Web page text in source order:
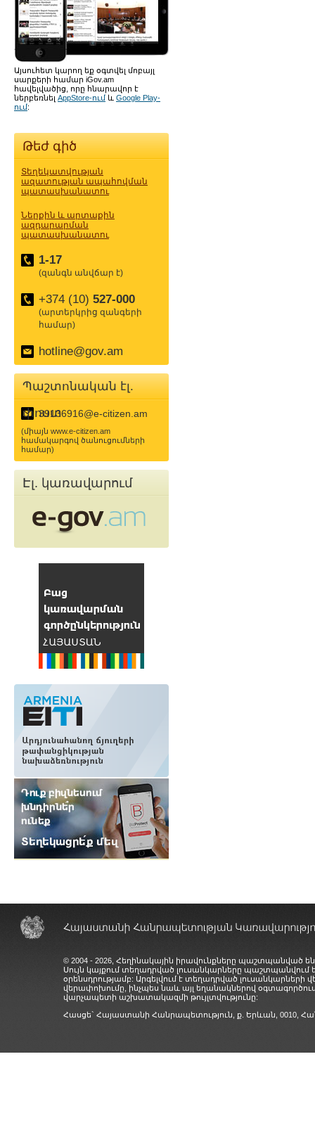
Այսուհետ կարող եք օգտվել մոբայլ
սարքերի համար iGov.am
հավելվածից, որը հնարավոր է
ներբեռնել AppStore-ում և Google Play-
ում:
Թեժ գիծ
Տեղեկատվության
ազատության ապահովման
պատասխանատու
Ներքին և արտաքին
ազդարարման
պատասխանատու
1-17
(զանգն անվճար է)
+374 (10) 527-000
(արտերկրից զանգերի
համար)
hotline@gov.am
Պաշտոնական էլ.
փոստ
39136916@e-citizen.am
(միայն www.e-citizen.am
համակարգով ծանուցումների
համար)
Էլ. կառավարում
© 2004 - 2026, Հեղինակային իրավունքները պաշտպանված
Սույն կայքում տեղադրված լուսանկարները
օրենսդրությամբ: Արգելվում է տեղադրված
վերափոխումը, ինչպես նաև այլ եղանակներով
վարչապետի աշխատակազմի թույլտվությունը:
Հասցե` Հայաստանի Հանրապետություն, ք. Երևան, 0010,